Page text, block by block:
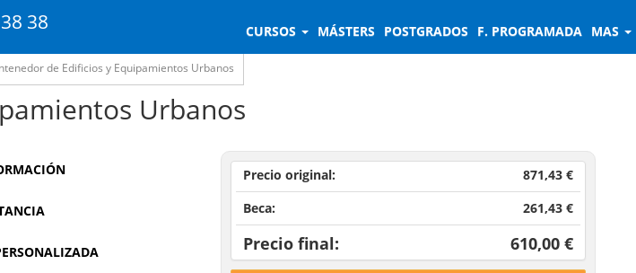
38 CURSOS MÁSTERS POSTGRADOS F. PROGRAMADA MAS
de Edificios y Equipamientos Urbanos
Urbanos
Precio original:
871,43 €
Beca:
261,43 €
Precio final: 610,00 €